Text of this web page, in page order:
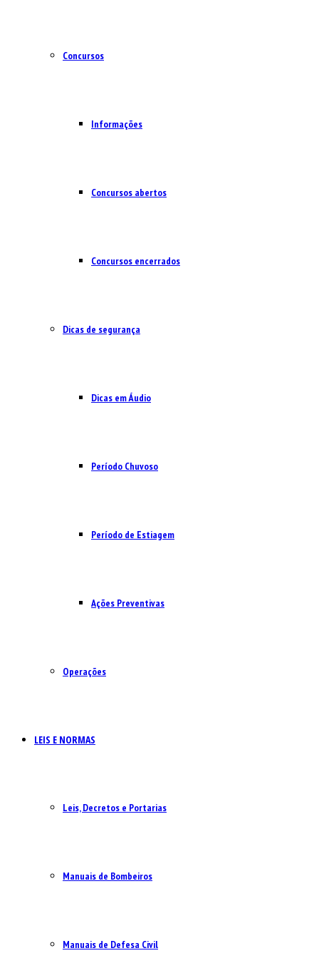
Concursos
Informações
Concursos abertos
Concursos encerrados
Dicas de segurança
Dicas em Áudio
Período Chuvoso
Período de Estiagem
Ações Preventivas
Operações
LEIS E NORMAS
Leis, Decretos e Portarias
Manuais de Bombeiros
Manuais de Defesa Civil